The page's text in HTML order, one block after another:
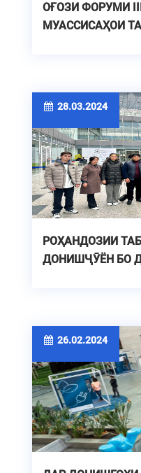
ОҒОЗИ ФОРУМИ
МУАССИСАҲОИ
28.03.2024
РОҲАНДОЗИИ
ДОНИШҶӮЁН БО
26.02.2024